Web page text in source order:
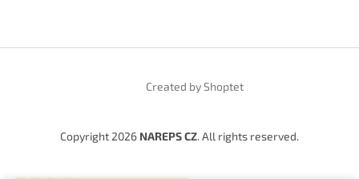
Created by Shoptet
Copyright 2026 NAREPS CZ. All rights reserved.